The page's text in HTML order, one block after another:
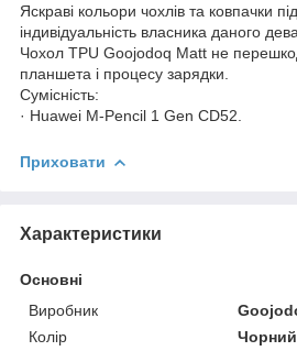
Яскраві кольори чохлів та ковпачки
індивідуальність власника даного
Чохол TPU Goojodoq Matt не
планшета і процесу зарядки.
Сумісність:
· Huawei M-Pencil 1 Gen CD52.
Приховати
Характеристики
Основні
Виробник
Колір
Чорний